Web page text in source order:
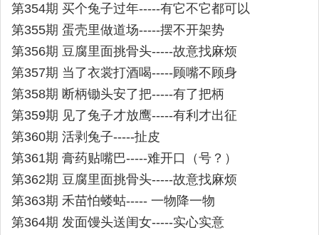
第354期 买个兔子过年-----有它不它都可以
第355期 蛋壳里做道场-----摆不开架势
第356期 豆腐里面挑骨头-----故意找麻烦
第357期 当了衣裳打酒喝-----顾嘴不顾身
第358期 断柄锄头安了把-----有了把柄
第359期 见了兔子才放鹰-----有利才出征
第360期 活剥兔子-----扯皮
第361期 膏药贴嘴巴-----难开口（号？）
第362期 豆腐里面挑骨头-----故意找麻烦
第363期 禾苗怕蝼蛄----- 一物降一物
第364期 发面馒头送闺女-----实心实意